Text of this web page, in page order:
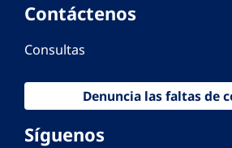
Contáctenos
Consultas
Denuncia las faltas de
Síguenos